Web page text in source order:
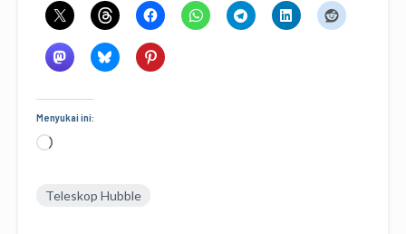
Menyukai ini:
Memuat...
Teleskop Hubble